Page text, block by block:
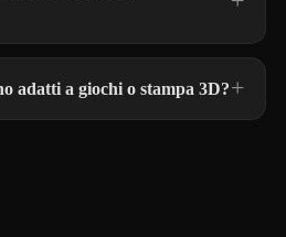
adatti a giochi o stampa 3D?